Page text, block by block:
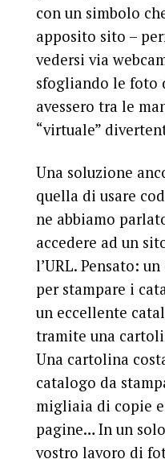
con un simbolo
apposito sito –
vedersi via
sfogliando le foto
avessero tra le
“virtuale”
Una soluzione
quella di usare
ne abbiamo
accedere ad un
l’URL. Pensato:
per stampare i
un eccellente
tramite una
Una cartolina
catalogo da
migliaia di copie
pagine… In un
vostro lavoro di